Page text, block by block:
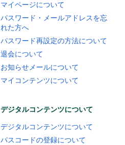
マイページについて
パスワード・メールアドレスを忘
れた方へ
パスワード再設定の方法について
退会について
お知らせメールについて
マイコンテンツについて
デジタルコンテンツについて
デジタルコンテンツについて
パスコードの登録について